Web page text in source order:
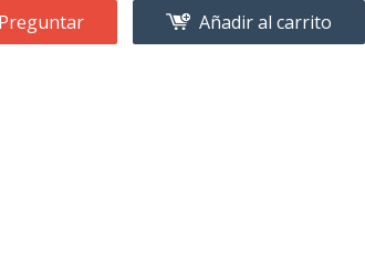
Preguntar Añadir al carrito